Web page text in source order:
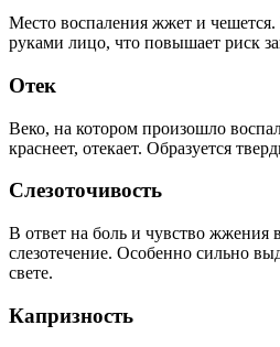
Место воспаления жжет и
руками лицо, что повышает риск
Отек
Веко, на котором произошло
краснеет, отекает. Образуется
Слезоточивость
В ответ на боль и чувство жжения в
слезотечение. Особенно сильно
свете.
Капризность